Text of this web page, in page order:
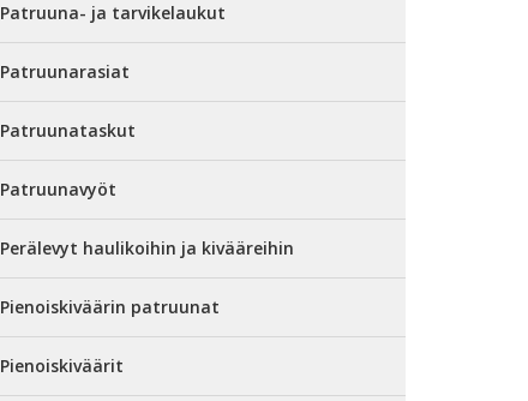
Patruuna- ja tarvikelaukut
Patruunarasiat
Patruunataskut
Patruunavyöt
Perälevyt haulikoihin ja kivääreihin
Pienoiskiväärin patruunat
Pienoiskiväärit